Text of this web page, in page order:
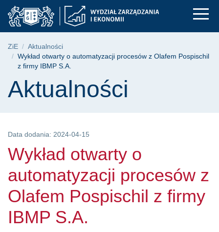
Przejdź
do
menu
Przejdź
do
wyszukiwarki
Przejdź
do
treści
Wykład otwarty o
Ścieżka nawigacyjna
ZiE
Aktualności
Wykład otwarty o automatyzacji procesów z Olafem Pospischil
z firmy IBMP S.A.
Treść strony
Aktualności
Data dodania: 2024-04-15
Wykład otwarty o
automatyzacji procesów z
Olafem Pospischil z firmy
IBMP S.A.